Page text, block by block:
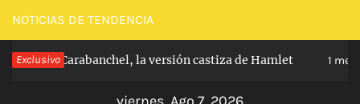
Saltar
al
contenido
NOTICIAS DE TENDENCIA
Exclusivo
de Carabanchel, la versión castiza de Hamlet 1 mes